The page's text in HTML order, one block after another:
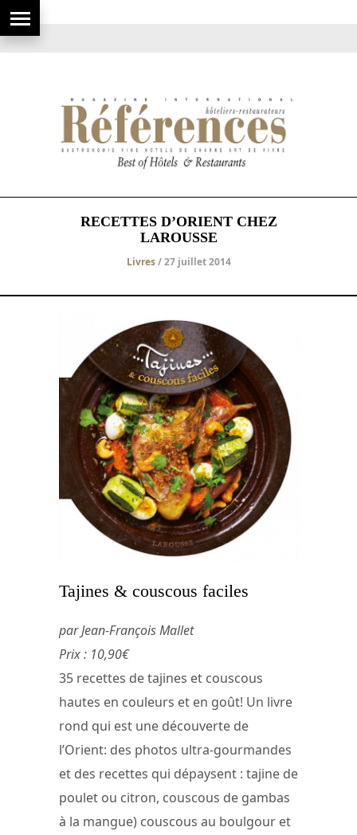
RECETTES D’ORIENT CHEZ
LAROUSSE
Livres/ 27 juillet 2014
Tajines & couscous faciles
par Jean-François Mallet
Prix : 10,90€
35 recettes de tajines et couscous
hautes en couleurs et en goût! Un livre
rond qui est une découverte de
l’Orient: des photos ultra-gourmandes
et des recettes qui dépaysent : tajine de
poulet ou citron, couscous de gambas
à la mangue) couscous au boulgour et